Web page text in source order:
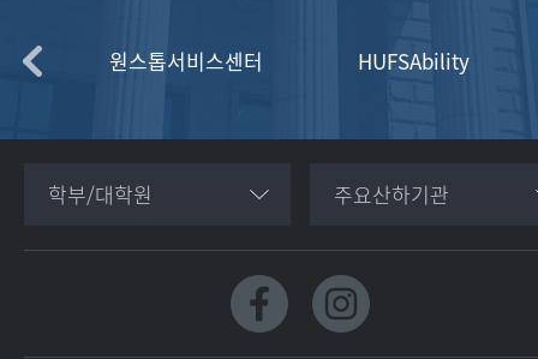
원스톱서비스센터 HUFSAbility
학부/대학원 주요산하기관